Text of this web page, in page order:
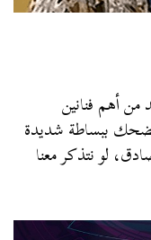
أهم فنانين
ببساطة شديدة
لو نتذكر معنا